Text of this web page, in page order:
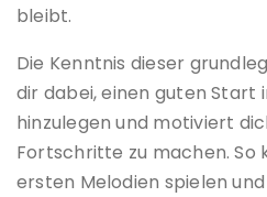
bleibt.
Die Kenntnis dieser
dir dabei, einen guten Start
hinzulegen und motiviert
Fortschritte zu machen. So
ersten Melodien spielen